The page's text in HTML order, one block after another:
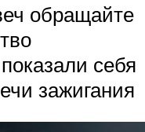
обращайте
себя
зажигания